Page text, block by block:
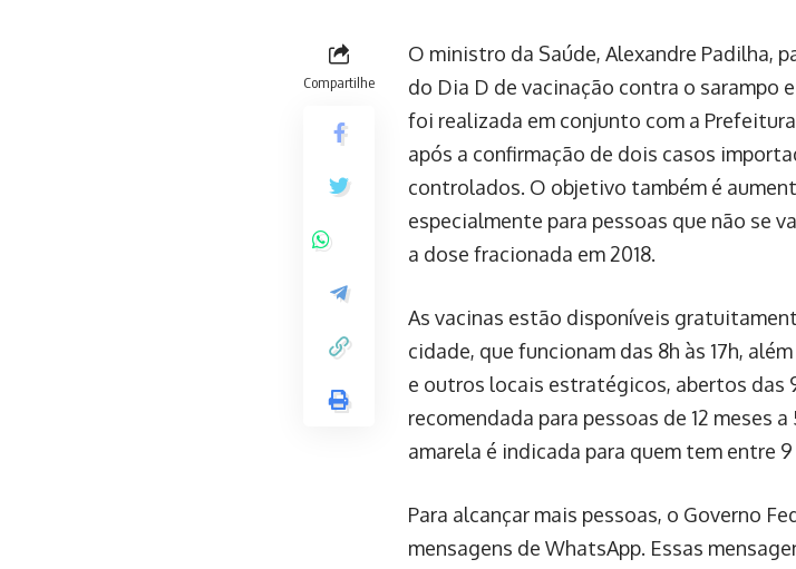
Compartilhe
O ministro da Saúde, Alexandre Padilha,
do Dia D de vacinação contra o sarampo
foi realizada em conjunto com a
após a confirmação de dois casos
controlados. O objetivo também é
especialmente para pessoas que não se
a dose fracionada em 2018.
As vacinas estão disponíveis
cidade, que funcionam das 8h às 17h,
e outros locais estratégicos, abertos das
recomendada para pessoas de 12 meses
amarela é indicada para quem tem entre
Para alcançar mais pessoas, o Governo
mensagens de WhatsApp. Essas